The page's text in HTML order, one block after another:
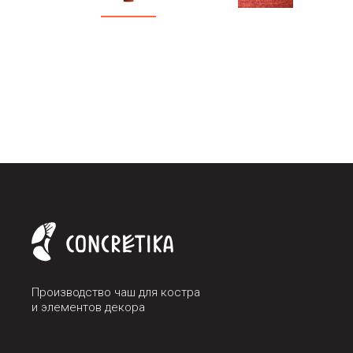
Производство чаш для костра
и элементов декора